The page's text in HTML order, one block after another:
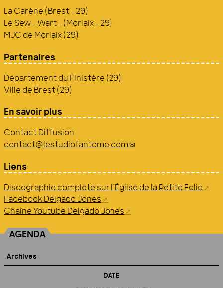
La Carène (Brest - 29)
Le Sew - Wart - (Morlaix - 29)
MJC de Morlaix (29)
Partenaires
Département du Finistère (29)
Ville de Brest (29)
En savoir plus
Contact Diffusion
contact@lestudiofantome.com
Liens
Discographie complète sur l’Église de la Petite Folie
Facebook Delgado Jones
Chaîne Youtube Delgado Jones
AGENDA
Archives
DATE